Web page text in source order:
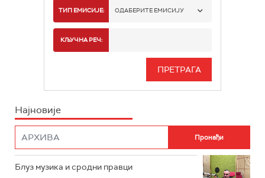
РАДИО БЕОГРАД 1
РАДИО БЕОГРАД 3
РАДИО РОКЕНРОЛЕР
ТИП ЕМИСИЈЕ: ОДАБЕРИТЕ ЕМИСИЈУ
ИНФО
КЉУЧНА РЕЧ:
Најновије
Блуз музика и сродни правци